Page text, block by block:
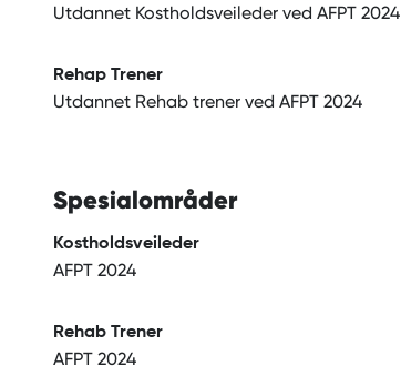
Utdannet Kostholdsveileder ved AFPT 2024
Rehap Trener
Utdannet Rehab trener ved AFPT 2024
Spesialområder
Kostholdsveileder
AFPT 2024
Rehab Trener
AFPT 2024